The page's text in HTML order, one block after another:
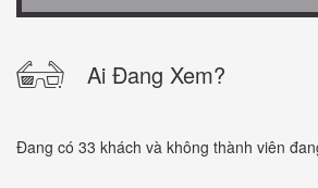
Ai Đang Xem?
Đang có 33 khách và không thành viên